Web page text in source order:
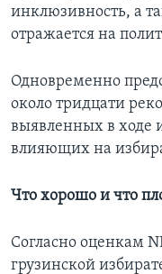
инклюзивность, а
отражается на
Одновременно
около тридцати
выявленных в ходе
влияющих на
Что хорошо и что
Согласно оценкам
грузинской